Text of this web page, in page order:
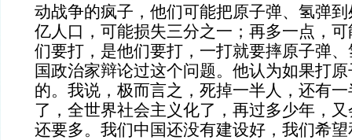
动战争的疯子，他们可能把原子弹、氢弹
亿人口，可能损失三分之一；再多一点，
们要打，是他们要打，一打就要摔原子弹
国政治家辩论过这个问题。他认为如果打
的。我说，极而言之，死掉一半人，还有
了，全世界社会主义化了，再过多少年，
还要多。我们中国还没有建设好，我们希